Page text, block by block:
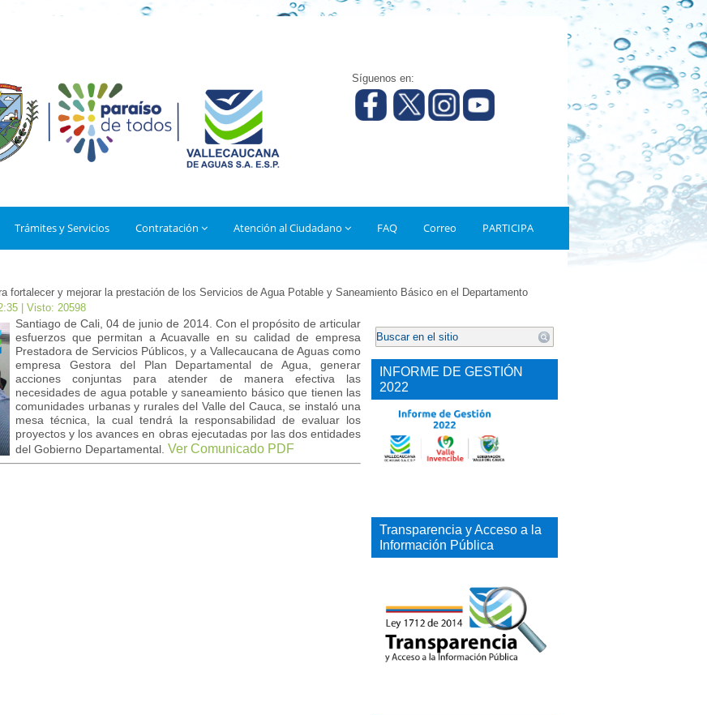
Síguenos en:
Trámites y Servicios Contratación Atención al Ciudadano FAQ Correo PARTICIPA
fortalecer y mejorar la prestación de los Servicios de Agua Potable y Saneamiento Básico en el Departamento
| Visto: 20598
Santiago de Cali, 04 de junio de 2014. Con el propósito de articular
esfuerzos que permitan a Acuavalle en su calidad de empresa
Prestadora de Servicios Públicos, y a Vallecaucana de Aguas como
empresa Gestora del Plan Departamental de Agua, generar
acciones conjuntas para atender de manera efectiva las
necesidades de agua potable y saneamiento básico que tienen las
comunidades urbanas y rurales del Valle del Cauca, se instaló una
mesa técnica, la cual tendrá la responsabilidad de evaluar los
proyectos y los avances en obras ejecutadas por las dos entidades
del Gobierno Departamental. Ver Comunicado PDF
.
INFORME DE GESTIÓN
2022
Transparencia y Acceso a la
Información Pública